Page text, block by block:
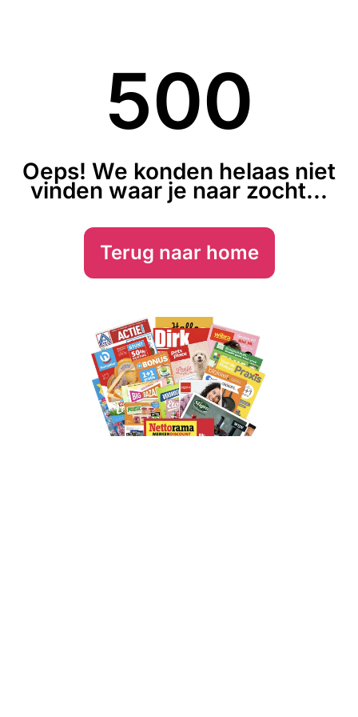
500
Oeps! We konden helaas niet
vinden waar je naar zocht...
Terug naar home